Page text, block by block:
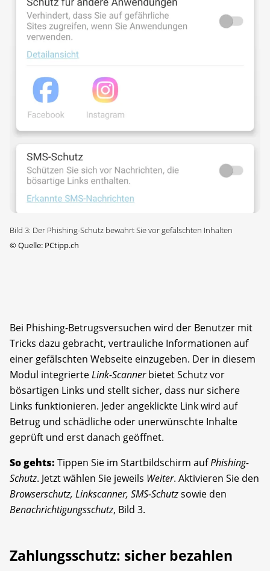
Bild 3: Der Phishing-Schutz bewahrt Sie vor gefälschten Inhalten
©Quelle: PCtipp.ch
Bei Phishing-Betrugsversuchen wird der Benutzer mit
Tricks dazu gebracht, vertrauliche Informationen auf
einer gefälschten Webseite einzugeben. Der in diesem
Modul integrierteLink-Scannerbietet Schutz vor
bösartigen Links und stellt sicher, dass nur sichere
Links funktionieren. Jeder angeklickte Link wird auf
Betrug und schädliche oder unerwünschte Inhalte
geprüft und erst danach geöffnet.
So gehts: Tippen Sie im Startbildschirm aufPhishing-
Schutz. Jetzt wählen Sie jeweils Weiter. Aktivieren Sie den
Browserschutz, Link­scanner, SMS-Schutzsowie den
Benachrichtigungsschutz, Bild 3.
Zahlungsschutz: sicher bezahlen